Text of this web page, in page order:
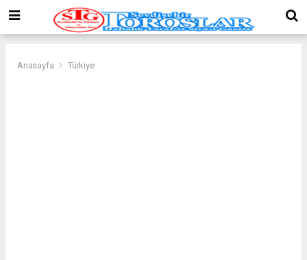
Anasayfa Türkiye